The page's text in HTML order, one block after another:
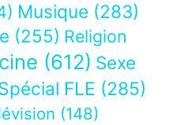
Musique (283)
(255) Religion
(612) Sexe
FLE (285)
(148)